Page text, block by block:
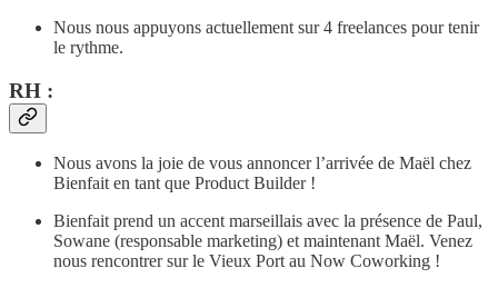
Nous nous appuyons actuellement sur 4 freelances pour tenir
le rythme.
RH :
Nous avons la joie de vous annoncer l’arrivée de Maël chez
Bienfait en tant que Product Builder !
Bienfait prend un accent marseillais avec la présence de Paul,
Sowane (responsable marketing) et maintenant Maël. Venez
nous rencontrer sur le Vieux Port au Now Coworking !